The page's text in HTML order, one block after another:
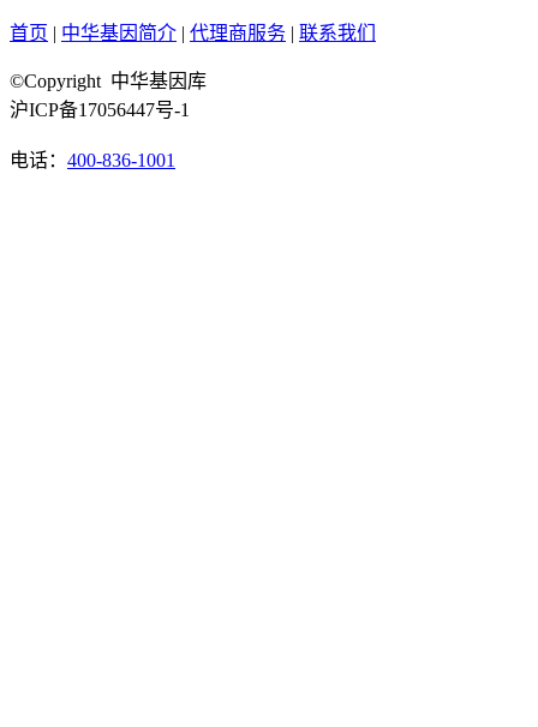
首页 | 中华基因简介 | 代理商服务 | 联系我们
©Copyright 中华基因库
沪ICP备17056447号-1
电话： 400-836-1001